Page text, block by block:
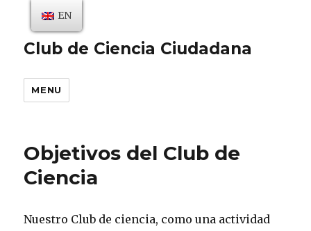
Club de Ciencia Ciudadana
MENU
Objetivos del Club de
Ciencia
Nuestro Club de ciencia, como una actividad
EN